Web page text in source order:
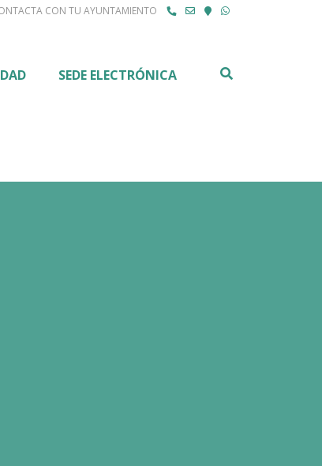
CON TU AYUNTAMIENTO
SEDE ELECTRÓNICA